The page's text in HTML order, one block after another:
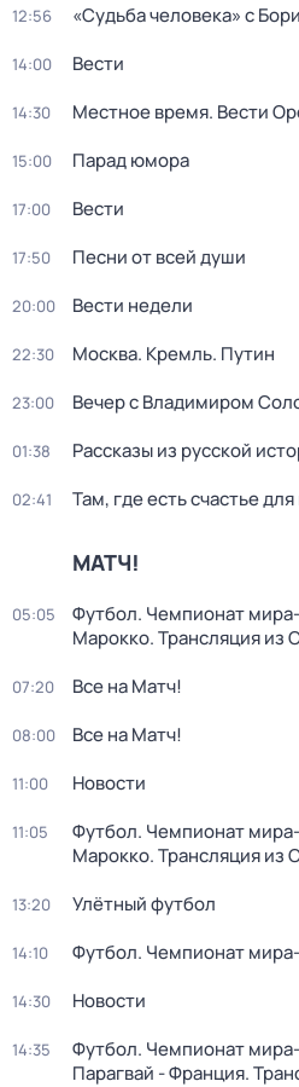
12:56 «Судьба человека» с
14:00 Вести
14:30 Местное время. Вести
15:00 Парад юмора
17:00 Вести
17:50 Песни от всей души
20:00 Вести недели
22:30 Москва. Кремль. Путин
23:00 Вечер с Владимиром
01:38 Рассказы из русской
02:41 Там, где есть счастье
МАТЧ!
05:05
Футбол. Чемпионат
Марокко. Трансляция из
07:20 Все на Матч!
08:00 Все на Матч!
11:00 Новости
11:05
Футбол. Чемпионат
Марокко. Трансляция из
13:20 Улётный футбол
14:10 Футбол. Чемпионат
14:30 Новости
14:35
Футбол. Чемпионат
Парагвай - Франция.